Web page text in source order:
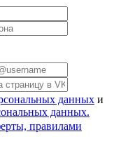
данных и
данных.
правилами